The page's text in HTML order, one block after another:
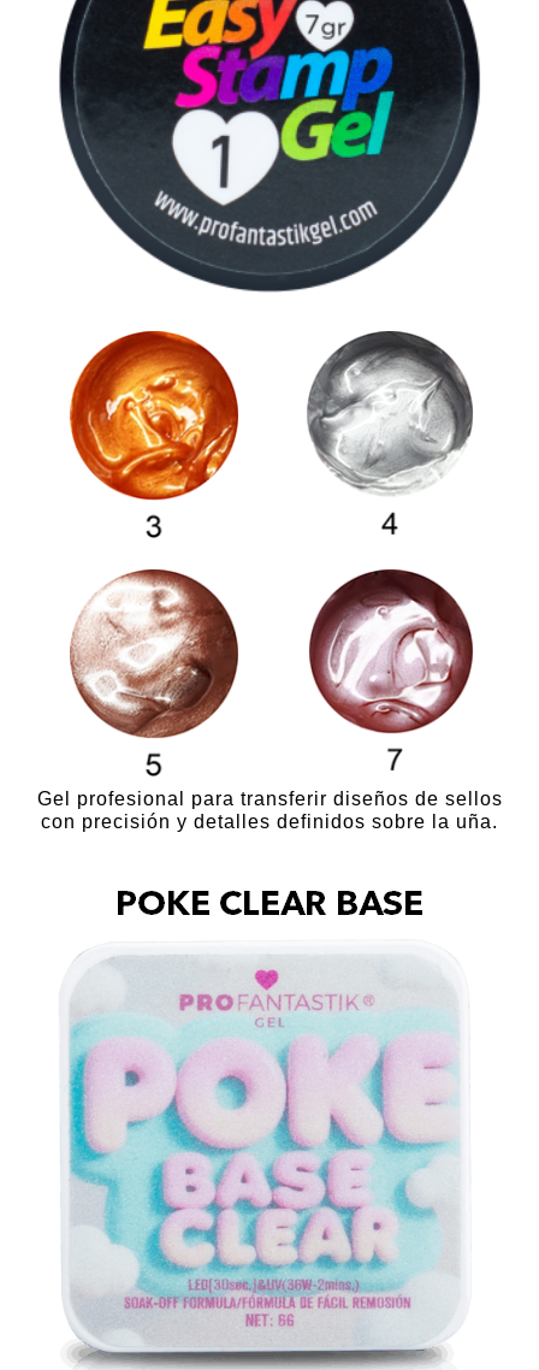
Gel profesional para transferir diseños de sellos
con precisión y detalles definidos sobre la uña.